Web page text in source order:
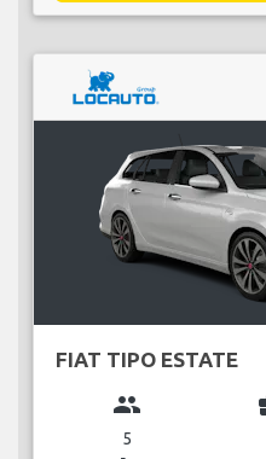
FIAT TIPO ESTATE
group
5